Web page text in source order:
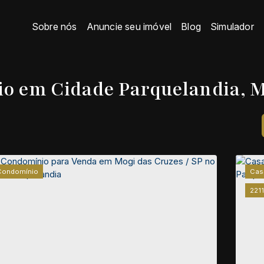
Simulador
Blog
Anuncie seu imóvel
Sobre nós
em Cidade Parquelandia,
2211